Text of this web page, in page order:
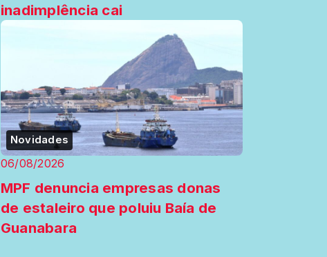
inadimplência cai
Novidades
06/08/2026
MPF denuncia empresas donas
de estaleiro que poluiu Baía de
Guanabara